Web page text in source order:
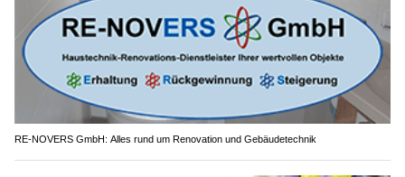
RE-NOVERS GmbH: Alles rund um Renovation und Gebäudetechnik